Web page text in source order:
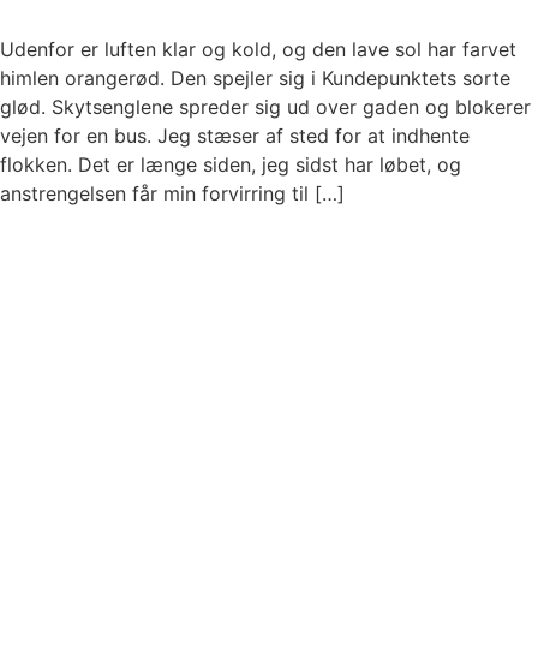
Udenfor er luften klar og kold, og den lave sol har farvet
himlen orangerød. Den spejler sig i Kundepunktets sorte
glød. Skytsenglene spreder sig ud over gaden og blokerer
vejen for en bus. Jeg stæser af sted for at indhente
flokken. Det er længe siden, jeg sidst har løbet, og
anstrengelsen får min forvirring til […]